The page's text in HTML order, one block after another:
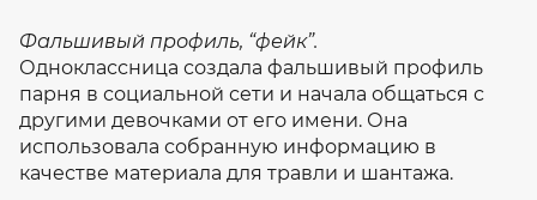
Фальшивый профиль, “фейк”.
Одноклассница создала фальшивый профиль
парня в социальной сети и начала общаться с
другими девочками от его имени. Она
использовала собранную информацию в
качестве материала для травли и шантажа.